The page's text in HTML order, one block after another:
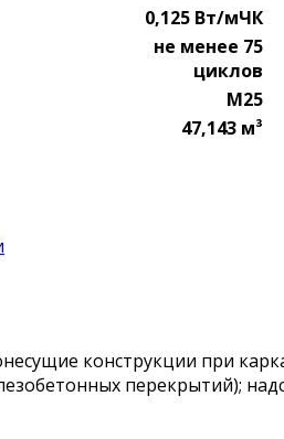
0,125 Вт/мЧК
не менее 75
циклов
М25
47,143 м³
конструкции при
перекрытий);